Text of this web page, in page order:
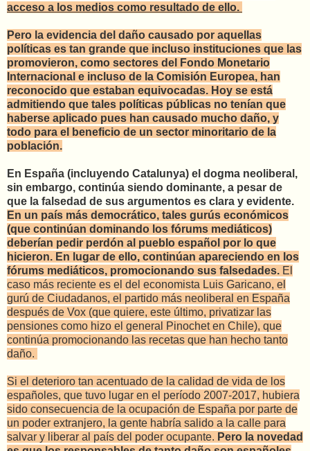
acceso a los medios como resultado de ello.
Pero la evidencia del daño causado por aquellas
políticas es tan grande que incluso instituciones que las
promovieron, como sectores del Fondo Monetario
Internacional e incluso de la Comisión Europea, han
reconocido que estaban equivocadas. Hoy se está
admitiendo que tales políticas públicas no tenían que
haberse aplicado pues han causado mucho daño, y
todo para el beneficio de un sector minoritario de la
población.
En España (incluyendo Catalunya) el dogma neoliberal,
sin embargo, continúa siendo dominante, a pesar de
que la falsedad de sus argumentos es clara y evidente.
En un país más democrático, tales gurús económicos
(que continúan dominando los fórums mediáticos)
deberían pedir perdón al pueblo español por lo que
hicieron. En lugar de ello, continúan apareciendo en los
fórums mediáticos, promocionando sus falsedades. El
caso más reciente es el del economista Luis Garicano, el
gurú de Ciudadanos, el partido más neoliberal en España
después de Vox (que quiere, este último, privatizar las
pensiones como hizo el general Pinochet en Chile), que
continúa promocionando las recetas que han hecho tanto
daño.
Si el deterioro tan acentuado de la calidad de vida de los
españoles, que tuvo lugar en el período 2007-2017, hubiera
sido consecuencia de la ocupación de España por parte de
un poder extranjero, la gente habría salido a la calle para
salvar y liberar al país del poder ocupante. Pero la novedad